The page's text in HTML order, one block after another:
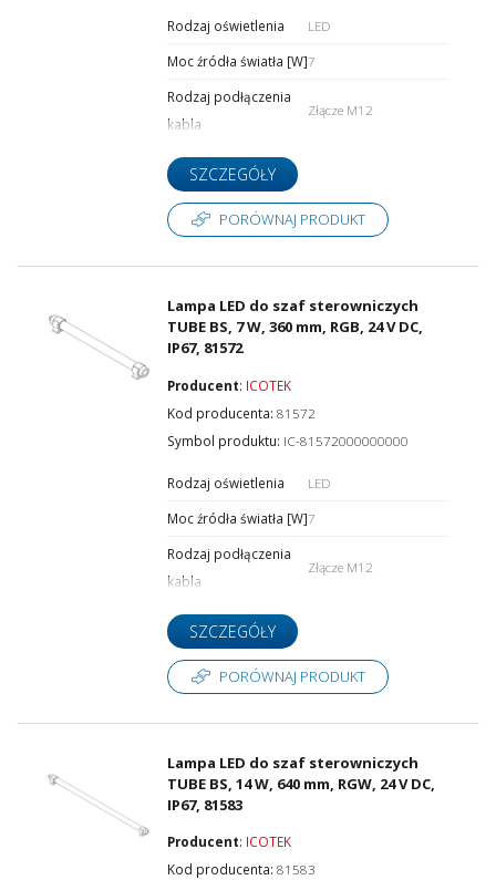
Rodzaj podłączenia kablaRodzaj oświetlenia
LED
Moc źródła światła [W]7
Rodzaj podłączenia
kabla
Złącze M12
SZCZEGÓŁY
PORÓWNAJ PRODUKT
Lampa LED do szaf sterowniczych
TUBE BS, 7 W, 360 mm, RGB, 24 V DC,
IP67, 81572
Producent: ICOTEK
Kod producenta:81572
Symbol produktu: IC-81572000000000
Rodzaj oświetlenia
LED
Moc źródła światła [W]7
Rodzaj podłączenia
kabla
Złącze M12
SZCZEGÓŁY
PORÓWNAJ PRODUKT
Lampa LED do szaf sterowniczych
TUBE BS, 14 W, 640 mm, RGW, 24 V DC,
IP67, 81583
Producent: ICOTEK
Kod producenta:81583